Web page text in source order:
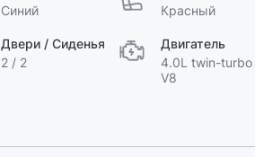
Синий
Красный
Двери / Сиденья
2 / 2
Двигатель
4.0L twin-turbo
V8